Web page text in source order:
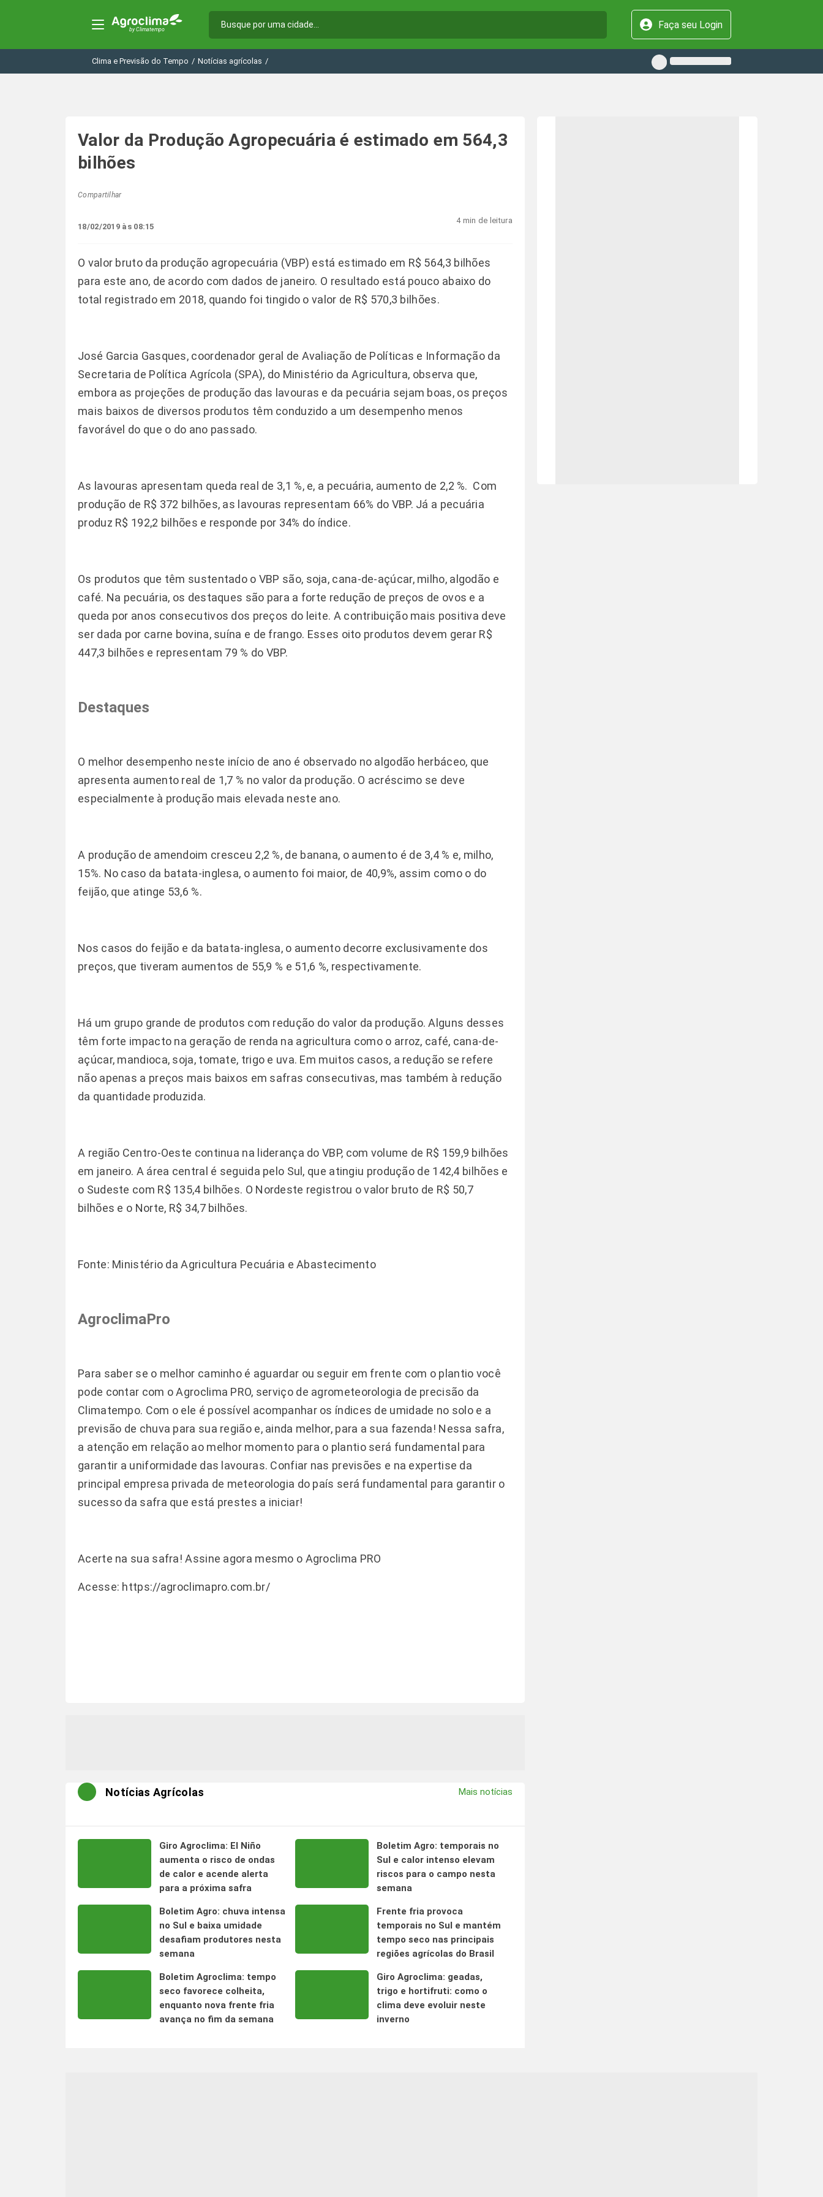
Faça seu Login
Clima e Previsão do Tempo / Notícias agrícolas /
Valor da Produção Agropecuária é estimado em 564,3
bilhões
Compartilhar
18/02/2019 às 08:15
4 min de leitura
O valor bruto da produção agropecuária (VBP) está estimado em R$ 564,3 bilhões
para este ano, de acordo com dados de janeiro. O resultado está pouco abaixo do
total registrado em 2018, quando foi tingido o valor de R$ 570,3 bilhões.
José Garcia Gasques, coordenador geral de Avaliação de Políticas e Informação da
Secretaria de Política Agrícola (SPA), do Ministério da Agricultura, observa que,
embora as projeções de produção das lavouras e da pecuária sejam boas, os preços
mais baixos de diversos produtos têm conduzido a um desempenho menos
favorável do que o do ano passado.
As lavouras apresentam queda real de 3,1 %, e, a pecuária, aumento de 2,2 %. Com
produção de R$ 372 bilhões, as lavouras representam 66% do VBP. Já a pecuária
produz R$ 192,2 bilhões e responde por 34% do índice.
Os produtos que têm sustentado o VBP são, soja, cana-de-açúcar, milho, algodão e
café. Na pecuária, os destaques são para a forte redução de preços de ovos e a
queda por anos consecutivos dos preços do leite. A contribuição mais positiva deve
ser dada por carne bovina, suína e de frango. Esses oito produtos devem gerar R$
447,3 bilhões e representam 79 % do VBP.
Destaques
O melhor desempenho neste início de ano é observado no algodão herbáceo, que
apresenta aumento real de 1,7 % no valor da produção. O acréscimo se deve
especialmente à produção mais elevada neste ano.
A produção de amendoim cresceu 2,2 %, de banana, o aumento é de 3,4 % e, milho,
15%. No caso da batata-inglesa, o aumento foi maior, de 40,9%, assim como o do
feijão, que atinge 53,6 %.
Nos casos do feijão e da batata-inglesa, o aumento decorre exclusivamente dos
preços, que tiveram aumentos de 55,9 % e 51,6 %, respectivamente.
Há um grupo grande de produtos com redução do valor da produção. Alguns desses
têm forte impacto na geração de renda na agricultura como o arroz, café, cana-de-
açúcar, mandioca, soja, tomate, trigo e uva. Em muitos casos, a redução se refere
não apenas a preços mais baixos em safras consecutivas, mas também à redução
da quantidade produzida.
A região Centro-Oeste continua na liderança do VBP, com volume de R$ 159,9 bilhões
em janeiro. A área central é seguida pelo Sul, que atingiu produção de 142,4 bilhões e
o Sudeste com R$ 135,4 bilhões. O Nordeste registrou o valor bruto de R$ 50,7
bilhões e o Norte, R$ 34,7 bilhões.
Fonte: Ministério da Agricultura Pecuária e Abastecimento
AgroclimaPro
Para saber se o melhor caminho é aguardar ou seguir em frente com o plantio você
pode contar com o Agroclima PRO, serviço de agrometeorologia de precisão da
Climatempo. Com o ele é possível acompanhar os índices de umidade no solo e a
previsão de chuva para sua região e, ainda melhor, para a sua fazenda! Nessa safra,
a atenção em relação ao melhor momento para o plantio será fundamental para
garantir a uniformidade das lavouras. Confiar nas previsões e na expertise da
principal empresa privada de meteorologia do país será fundamental para garantir o
sucesso da safra que está prestes a iniciar!
Acerte na sua safra! Assine agora mesmo o Agroclima PRO
Acesse: https://agroclimapro.com.br/
Notícias Agrícolas Mais notícias
Giro Agroclima: El Niño
aumenta o risco de ondas
de calor e acende alerta
para a próxima safra
Boletim Agro: temporais no
Sul e calor intenso elevam
riscos para o campo nesta
semana
Boletim Agro: chuva intensa
no Sul e baixa umidade
desafiam produtores nesta
semana
Frente fria provoca
temporais no Sul e mantém
tempo seco nas principais
regiões agrícolas do Brasil
Boletim Agroclima: tempo
seco favorece colheita,
enquanto nova frente fria
avança no fim da semana
Giro Agroclima: geadas,
trigo e hortifruti: como o
clima deve evoluir neste
inverno